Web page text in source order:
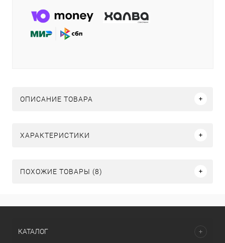
ОПИСАНИЕ ТОВАРА
ХАРАКТЕРИСТИКИ
ПОХОЖИЕ ТОВАРЫ (8)
КАТАЛОГ